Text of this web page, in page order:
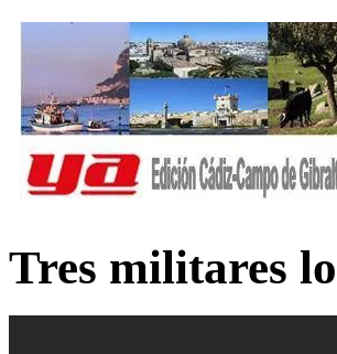
Tres militares